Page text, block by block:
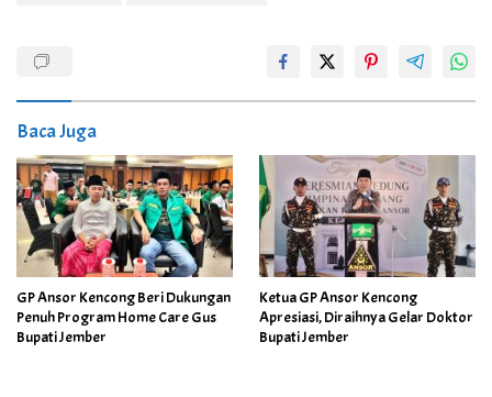
Baca Juga
GP Ansor Kencong Beri Dukungan
Penuh Program Home Care Gus
Bupati Jember
Ketua GP Ansor Kencong
Apresiasi, Diraihnya Gelar Doktor
Bupati Jember